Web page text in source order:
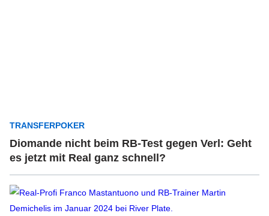
TRANSFERPOKER
Diomande nicht beim RB-Test gegen Verl: Geht
es jetzt mit Real ganz schnell?